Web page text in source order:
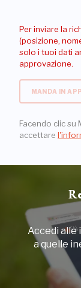
Per inviare la
(posizione,
solo i tuoi dati
approvazione.
MANDA IN
Facendo clic su
accettare
Accedi alle
a quelle